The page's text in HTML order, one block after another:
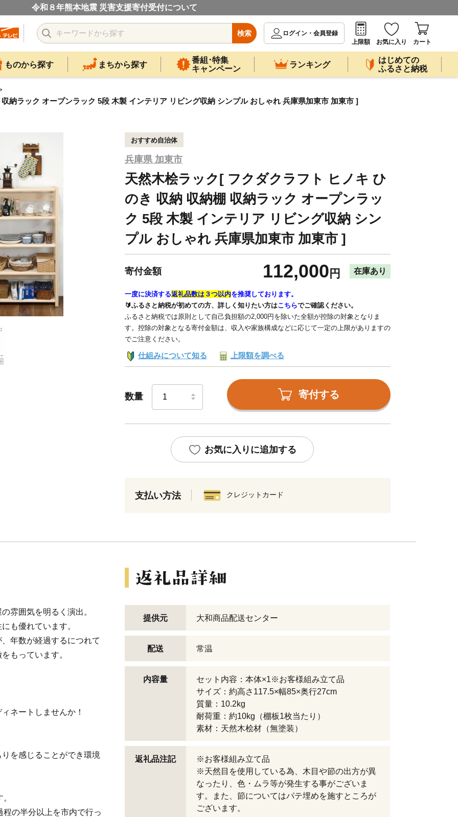
令和８年熊本地震 災害支援寄付受付について
検索
ログイン・会員登録
上限額
お気に入り カート
ものから探す まちから探す
番組･特集
キャンペーン
ランキング
はじめての
ふるさと納税
納ラック オープンラック 5段 木製 インテリア リビング収納 シンプル おしゃれ 兵庫県加東市 加東市 ]
おすすめ自治体
兵庫県 加東市
天然木桧ラック[ フクダクラフト ヒノキ ひ
のき 収納 収納棚 収納ラック オープンラッ
ク 5段 木製 インテリア リビング収納 シン
プル おしゃれ 兵庫県加東市 加東市 ]
寄付金額 112,000 円 在庫あり
一度に決済する返礼品数は３つ以内を推奨しております。
🔰ふるさと納税が初めての方、詳しく知りたい方はこちらでご確認ください。
ふるさと納税では原則として自己負担額の2,000円を除いた全額が控除の対象となりま
す。控除の対象となる寄付金額は、収入や家族構成などに応じて一定の上限がありますの
でご注意ください。
仕組みについて知る 上限額を調べる
数量 寄付する
お気に入りに追加する
支払い方法 クレジットカード
雰囲気を明るく演出。
も優れています。
年数が経過するにつれて
もっています。
ネートしませんか！
を感じることができ環境
の半分以上を市内で行っ
提供元 大和商品配送センター
配送 常温
内容量
セット内容：本体×1※お客様組み立て品
サイズ：約高さ117.5×幅85×奥行27cm
質量：10.2kg
耐荷重：約10kg（棚板1枚当たり）
素材：天然木桧材（無塗装）
返礼品注記
※お客様組み立て品
※天然目を使用している為、木目や節の出方が異
なったり、色・ムラ等が発生する事がございま
す。また、節についてはパテ埋めを施すところが
ございます。